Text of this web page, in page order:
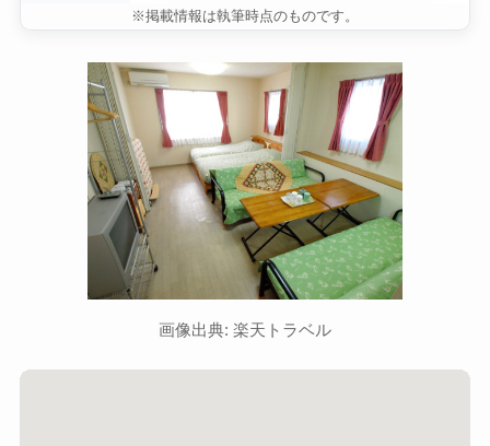
※掲載情報は執筆時点のものです。
画像出典: 楽天トラベル